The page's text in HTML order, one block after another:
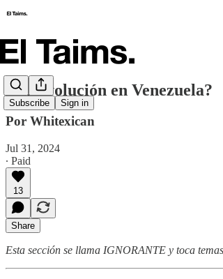
Subscribe Sign in
🥸 ​​Revolución en Venezuela?
Por Whitexican
Jul 31, 2024
∙ Paid
13
Share
Esta sección se llama IGNORANTE y toca